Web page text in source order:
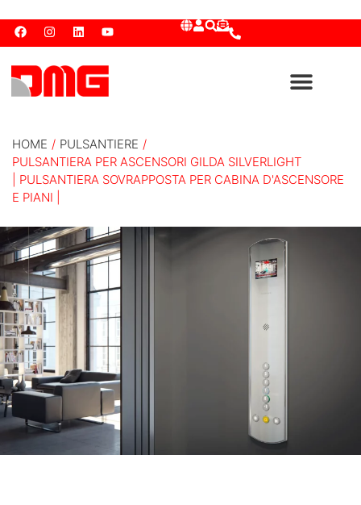
HOME / PULSANTIERE /
PULSANTIERA PER ASCENSORI GILDA SILVERLIGHT
| PULSANTIERA SOVRAPPOSTA PER CABINA D'ASCENSORE
E PIANI |